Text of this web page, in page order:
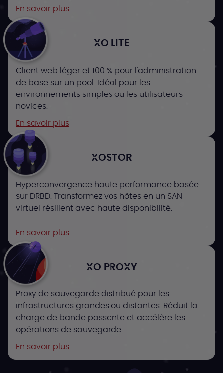
En savoir plus
XO LITE
Client web léger et 100 % pour l'administration
de base sur un pool. Idéal pour les
environnements simples ou les utilisateurs
novices.
En savoir plus
XOSTOR
Hyperconvergence haute performance basée
sur DRBD. Transformez vos hôtes en un SAN
virtuel résilient avec haute disponibilité.
En savoir plus
XO PROXY
Proxy de sauvegarde distribué pour les
infrastructures grandes ou distantes. Réduit la
charge de bande passante et accélère les
opérations de sauvegarde.
En savoir plus